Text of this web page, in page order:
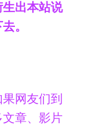
出本站说
。
网友们到
章、影片